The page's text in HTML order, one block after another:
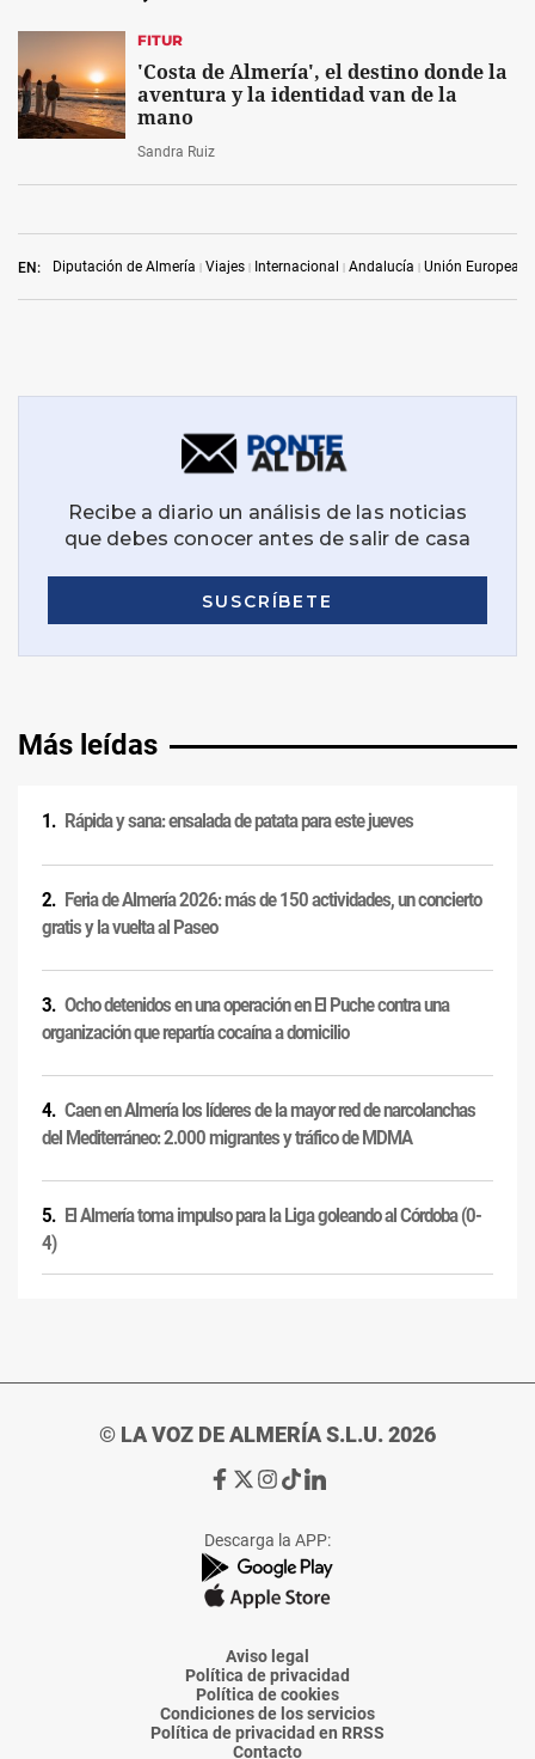
EN: Diputación de Almería Viajes Internacional Andalucía Unión Europea
FITUR
'Costa de Almería', el destino donde la
aventura y la identidad van de la
mano
Sandra Ruiz
Más leídas
Rápida y sana: ensalada de patata para este jueves
Feria de Almería 2026: más de 150 actividades, un concierto
gratis y la vuelta al Paseo
Ocho detenidos en una operación en El Puche contra una
organización que repartía cocaína a domicilio
Caen en Almería los líderes de la mayor red de narcolanchas
del Mediterráneo: 2.000 migrantes y tráfico de MDMA
El Almería toma impulso para la Liga goleando al Córdoba (0-
4)
© LA VOZ DE ALMERÍA S.L.U. 2026
Ir
de
La
Voz
Almería
Ir
de
La
Voz
Almería
Ir
de
La
Voz
Almería
Ir
de
La
Voz
Almería
Ir
de
La
Voz
Descarga la APP:
Aviso legal
Política de privacidad
Política de cookies
Condiciones de los servicios
Política de privacidad en RRSS
Contacto